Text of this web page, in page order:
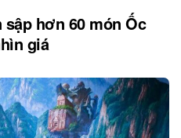
sập hơn 60 món Ốc
giá